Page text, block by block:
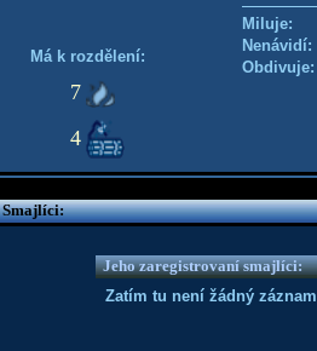
Má k rozdělení:
7
4
Miluje:
Nenávidí:
Obdivuje:
Smajlíci:
Jeho zaregistrovaní smajlíci:
Zatím tu není žádný záznam